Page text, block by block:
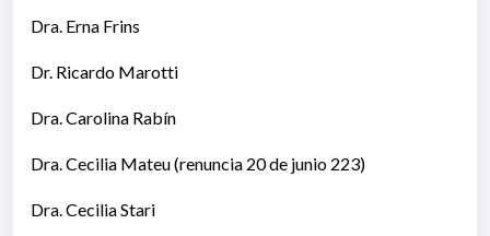
Dra. Erna Frins
Dr. Ricardo Marotti
Dra. Carolina Rabín
Dra. Cecilia Mateu (renuncia 20 de junio 223)
Dra. Cecilia Stari